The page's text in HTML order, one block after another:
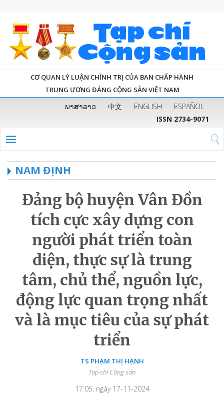
CƠ QUAN LÝ LUẬN CHÍNH TRỊ CỦA BAN CHẤP HÀNH
TRUNG ƯƠNG ĐẢNG CỘNG SẢN VIỆT NAM
ພາສາລາວ 中文 ENGLISH
ESPAÑOL
ISSN 2734-9071
NAM ĐỊNH
Đảng bộ huyện Vân Đồn
tích cực xây dựng con
người phát triển toàn
diện, thực sự là trung
tâm, chủ thể, nguồn lực,
động lực quan trọng nhất
và là mục tiêu của sự phát
triển
TS PHẠM THỊ HẠNH
Tạp chí Cộng sản
17:05, ngày 17-11-2024